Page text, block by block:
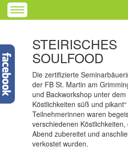
STEIRISCHES
SOULFOOD
Die zertifizierte
der FB St. Martin am
und Backworkshop unter dem
Köstlichkeiten süß und
Teilnehmerinnen waren
verschiedenen
Abend zubereitet und
verkostet wurden.